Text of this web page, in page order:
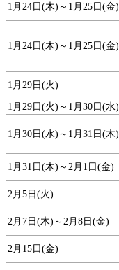
1月24日(木)～1月25日(金)
1月24日(木)～1月25日(金)
1月29日(火)
1月29日(火)～1月30日(水)
1月30日(水)～1月31日(木)
1月31日(木)～2月1日(金)
2月5日(火)
2月7日(木)～2月8日(金)
2月15日(金)